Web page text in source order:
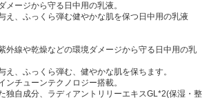
,水添ポリデセン,PEG-10フィトステロール,サク
ン酸,水酸化K,ステアロキシヒドロキシプロピルメ
チン酸/エチルヘキサン酸)デキストリン,セラミドN
ン,BHT,メタリン酸Na,EDTA-2Na,(C10-13)イソパ
トコフェロール,フェノキシエタノール,香料,酸化
チタン,マイカ,酸化鉄,赤227,黄4 <M134555-202>
メージから守る日中用の乳液。
え、ふっくら弾む健やかな肌を保つ日中用の乳液
外線や乾燥などの環境ダメージから守る日中用の乳
え、ふっくら弾む、健やかな肌を保ちます。
ンチューンテクノロジー搭載。
独自成分、ラディアントリリーエキスGL*2(保湿・整